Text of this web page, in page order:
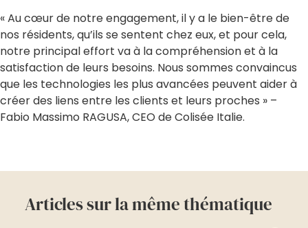
« Au cœur de notre engagement, il y a le bien-être de
nos résidents, qu’ils se sentent chez eux, et pour cela,
notre principal effort va à la compréhension et à la
satisfaction de leurs besoins. Nous sommes convaincus
que les technologies les plus avancées peuvent aider à
créer des liens entre les clients et leurs proches » –
Fabio Massimo RAGUSA, CEO de Colisée Italie.
Articles sur la même thématique